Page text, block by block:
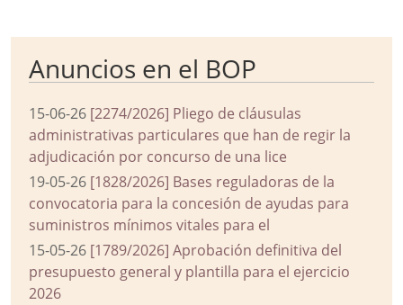
Anuncios en el BOP
15-06-26 [2274/2026] Pliego de cláusulas
administrativas particulares que han de regir la
adjudicación por concurso de una lice
19-05-26 [1828/2026] Bases reguladoras de la
convocatoria para la concesión de ayudas para
suministros mínimos vitales para el
15-05-26 [1789/2026] Aprobación definitiva del
presupuesto general y plantilla para el ejercicio
2026